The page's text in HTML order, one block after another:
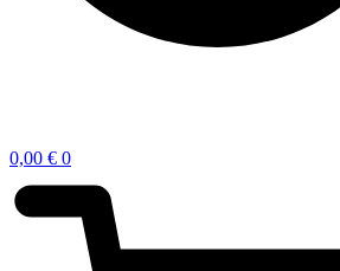
0,00 € 0